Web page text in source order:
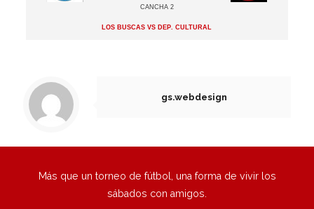
Cancha 2
Los Buscas vs Dep. Cultural
gs.webdesign
Más que un torneo de fútbol, una forma de vivir los
sábados con amigos.